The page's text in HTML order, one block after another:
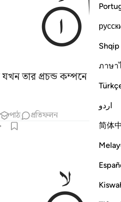
Shqip
ภาษา
اردو
简体
তার প্রচন্ড কম্পনে কাঁপিয়ে
পাঠ প্রতিফলন